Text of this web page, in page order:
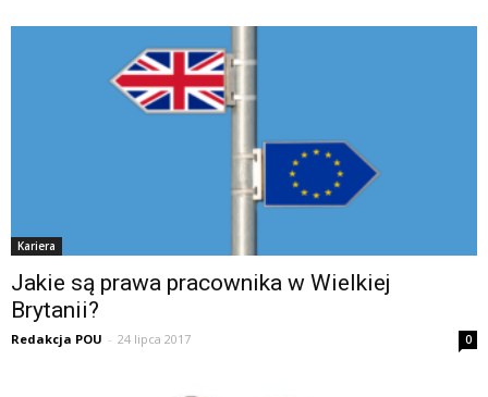
Kariera
Jakie są prawa pracownika w Wielkiej
Brytanii?
Redakcja POU - 24 lipca 2017 0